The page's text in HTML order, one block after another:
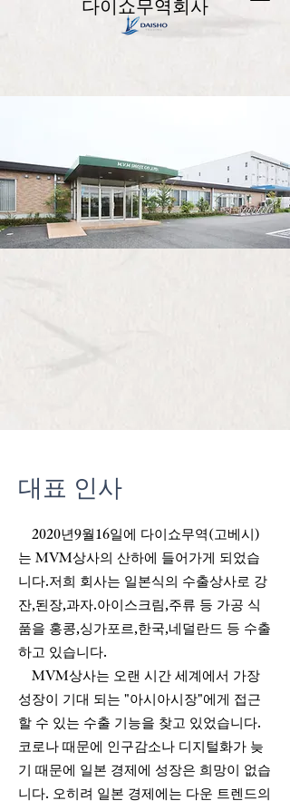
다이쇼무역회사
대표 인사
2020년9월16일에 다이쇼무역(고베시)
는 MVM상사의 산하에 들어가게 되었습
니다.저희 회사는 일본식의 수출상사로 강
잔,된장,과자.아이스크림,주류 등 가공 식
품을 홍콩,싱가포르,한국,네덜란드 등 수출
하고 있습니다.
MVM상사는 오랜 시간 세계에서 가장
성장이 기대 되는 "아시아시장"에게 접근
할 수 있는 수출 기능을 찾고 있었습니다.
코로나 때문에 인구감소나 디지털화가 늦
기 때문에 일본 경제에 성장은 희망이 없습
니다. 오히려 일본 경제에는 다운 트렌드의